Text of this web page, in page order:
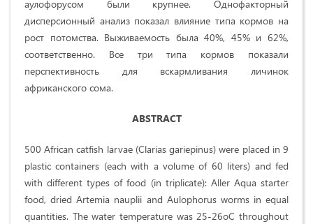
аулофорусом были крупнее. Однофакторный
дисперсионный анализ показал влияние типа кормов на
рост потомства. Выживаемость была 40%, 45% и 62%,
соответственно. Все три типа кормов показали
перспективность для вскармливания личинок
африканского сома.
ABSTRACT
500 African catfish larvae (Clarias gariepinus) were placed in 9
plastic containers (each with a volume of 60 liters) and fed
with different types of food (in triplicate): Aller Aqua starter
food, dried Artemia nauplii and Aulophorus worms in equal
quantities. The water temperature was 25-26oC throughout